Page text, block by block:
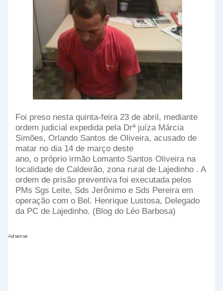
Foi preso nesta quinta-feira 23 de abril, mediante
ordem judicial expedida pela Drª juíza Márcia
Simões, Orlando Santos de Oliveira, acusado de
matar no dia 14 de março deste
ano, o próprio irmão Lomanto Santos Oliveira na
localidade de Caldeirão, zona rural de Lajedinho . A
ordem de prisão preventiva foi executada pelos
PMs Sgs Leite, Sds Jerônimo e Sds Pereira em
operação com o Bel. Henrique Lustosa, Delegado
da PC de Lajedinho. (Blog do Léo Barbosa)
Adsense